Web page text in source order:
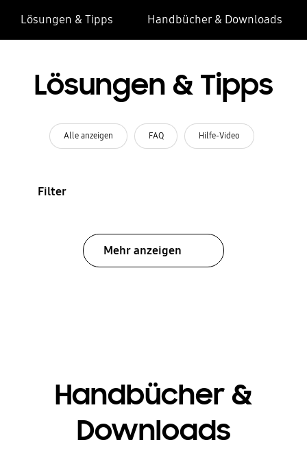
Lösungen & Tipps Handbücher & Downloads
Lösungen & Tipps
Alle anzeigen FAQ Hilfe-Video
Filter
Mehr anzeigen
Handbücher &
Downloads